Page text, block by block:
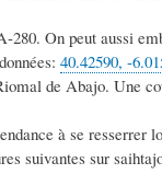
On peut aussi
40.42590, -
de Abajo. Une
à se
suivantes sur